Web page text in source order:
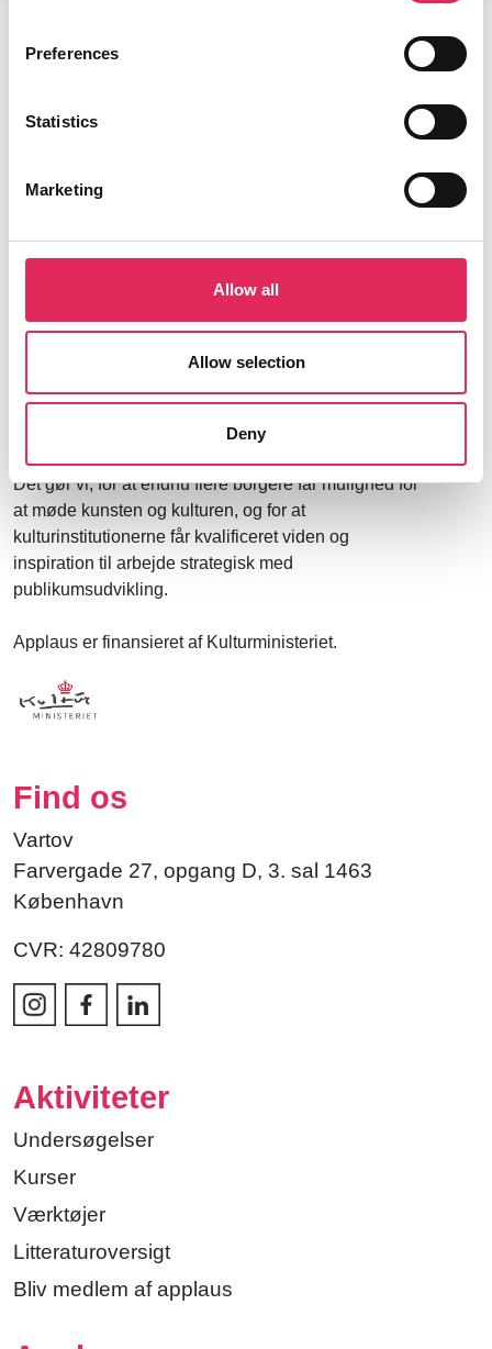
Preferences
Statistics
Marketing
Allow all
Allow selection
Deny
Applaus leverer viden, værktøjer og undervisning,
publikumsstrategi i overensstemmelse med deres
Det gør vi, for at endnu flere borgere får mulighed for
at møde kunsten og kulturen, og for at
kulturinstitutionerne får kvalificeret viden og
inspiration til arbejde strategisk med
publikumsudvikling.
Applaus er finansieret af Kulturministeriet.
Find os
Vartov
Farvergade 27, opgang D, 3. sal 1463
København
CVR: 42809780
Aktiviteter
Undersøgelser
Kurser
Værktøjer
Litteraturoversigt
Bliv medlem af applaus